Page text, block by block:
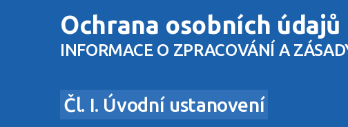
Ochrana osobních údajů
INFORMACE O ZPRACOVÁNÍ A
Čl. I. Úvodní ustanovení